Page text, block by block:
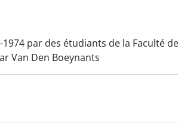
par des étudiants de la Faculté
Van Den Boeynants